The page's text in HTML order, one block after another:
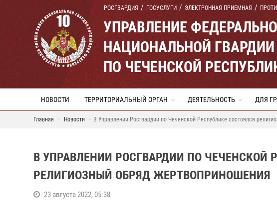
РОСГВАРДИЯ ГОСУСЛУГИ ЭЛЕКТРОННАЯ ПРИЕМНАЯ
УПРАВЛЕНИЕ
НАЦИОНАЛЬНОЙ
ПО ЧЕЧЕНСКОЙ
НОВОСТИ ТЕРРИТОРИАЛЬНЫЙ ОРГАН ДЕЯТЕЛЬНОСТЬ ДЛЯ
Главная Новости В Управлении Росгвардии по Чеченской Республике состоялся
В УПРАВЛЕНИИ РОСГВАРДИИ ПО ЧЕЧЕНСКОЙ
РЕЛИГИОЗНЫЙ ОБРЯД ЖЕРТВОПРИНОШЕНИЯ
23 августа 2022, 05:38